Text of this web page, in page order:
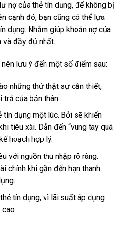
nợ của thẻ tín dụng, để không bị
cạnh đó, bạn cũng có thể lựa
dụng. Nhằm giúp khoản nợ của
và đầy đủ nhất.
lưu ý đến một số điểm sau:
những thứ thật sự cần thiết,
trả của bản thân.
tín dụng một lúc. Bởi sẽ khiến
tiêu xài. Dẫn đến “vung tay quá
hoạch hợp lý.
với nguồn thu nhập rõ ràng.
chính khi gần đến hạn thanh
tín dụng, vì lãi suất áp dụng